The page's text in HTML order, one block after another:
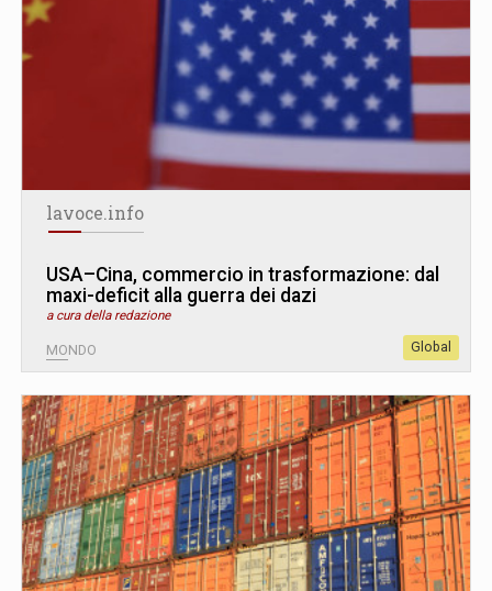
lavoce.info
USA–Cina, commercio in trasformazione: dal
maxi-deficit alla guerra dei dazi
a cura della redazione
MONDO Global